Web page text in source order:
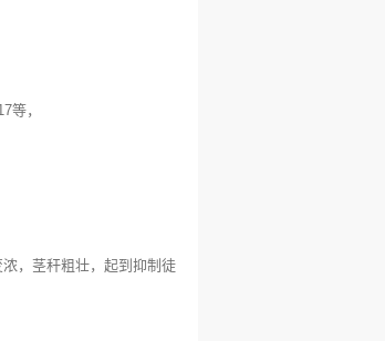
等，
，茎秆粗壮，起到抑制徒